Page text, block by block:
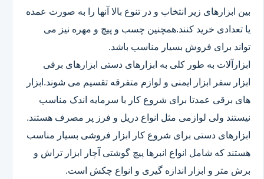
بین ابزارهای زیر انتخاب و در تنوع بالا آنها را به صورت عمده
یا تعدادی خرید کنند.همچنین چسب و پیچ و مهره نیز می
تواند برای فروش بسیار مناسب باشد.
ابزارآلات به طور کلی به ابزارهای دستی ابزارهای برقی
ابزار سفر ابزار ایمنی و لوازم متفرقه تقسیم می شوند.ابزار
های برقی عمدتا برای شروع کار با سرمایه اندک مناسب
نیستند ولی لوازمی مثل انواع دریل و فرز پر مصرف هستند.
ابزارهای دستی برای شروع کار ابزار فروشی بسیار مناسب
هستند که شامل انواع انبرها پیچ گوشتی آچار ابزار تراش و
برش متر و ابزار اندازه گیری و انواع چکش است.